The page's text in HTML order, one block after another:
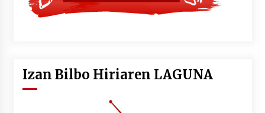
Izan Bilbo Hiriaren LAGUNA